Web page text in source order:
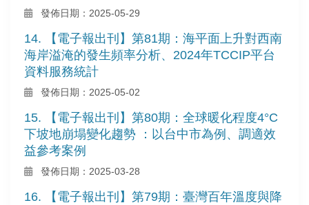
發佈日期：2025-05-29
14. 【電子報出刊】第81期：海平面上升對西南
海岸溢淹的發生頻率分析、2024年TCCIP平台
資料服務統計
發佈日期：2025-05-02
15. 【電子報出刊】第80期：全球暖化程度4°C
下坡地崩塌變化趨勢 ：以台中市為例、調適效
益參考案例
發佈日期：2025-03-28
16. 【電子報出刊】第79期：臺灣百年溫度與降